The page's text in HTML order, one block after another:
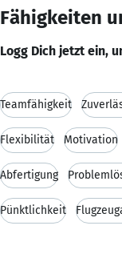
Fähigkeiten
Logg Dich jetzt ein,
Teamfähigkeit
Flexibilität Motivation
Abfertigung
Pünktlichkeit